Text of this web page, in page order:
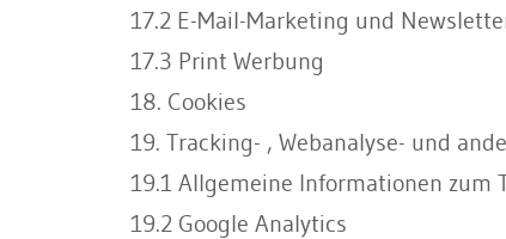
17.2 E-Mail-Marketing und
17.3 Print Werbung
18. Cookies
19. Tracking- , Webanalyse- und
19.1 Allgemeine Informationen zum
19.2 Google Analytics